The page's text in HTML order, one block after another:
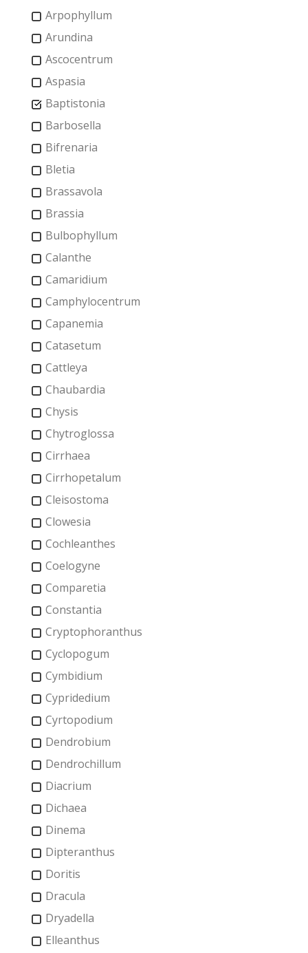
Arpophyllum
Arundina
Ascocentrum
Aspasia
Baptistonia
Barbosella
Bifrenaria
Bletia
Brassavola
Brassia
Bulbophyllum
Calanthe
Camaridium
Camphylocentrum
Capanemia
Catasetum
Cattleya
Chaubardia
Chysis
Chytroglossa
Cirrhaea
Cirrhopetalum
Cleisostoma
Clowesia
Cochleanthes
Coelogyne
Comparetia
Constantia
Cryptophoranthus
Cyclopogum
Cymbidium
Cypridedium
Cyrtopodium
Dendrobium
Dendrochillum
Diacrium
Dichaea
Dinema
Dipteranthus
Doritis
Dracula
Dryadella
Elleanthus